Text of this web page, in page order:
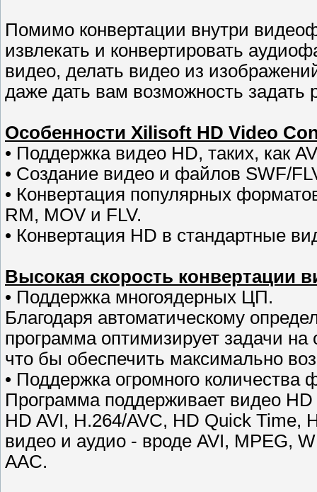
Помимо конвертации внутри
извлекать и конвертировать
видео, делать видео из
даже дать вам возможность
Особенности Xilisoft HD Video
• Поддержка видео HD, таких, как
• Создание видео и файлов SWF/
• Конвертация популярных
RM, MOV и FLV.
• Конвертация HD в стандартные
Высокая скорость конвертации
• Поддержка многоядерных ЦП.
Благодаря автоматическому
программа оптимизирует задачи
что бы обеспечить максимально
• Поддержка огромного количества
Программа поддерживает видео
HD AVI, H.264/AVC, HD Quick Time,
видео и аудио - вроде AVI, MPEG,
AAC.